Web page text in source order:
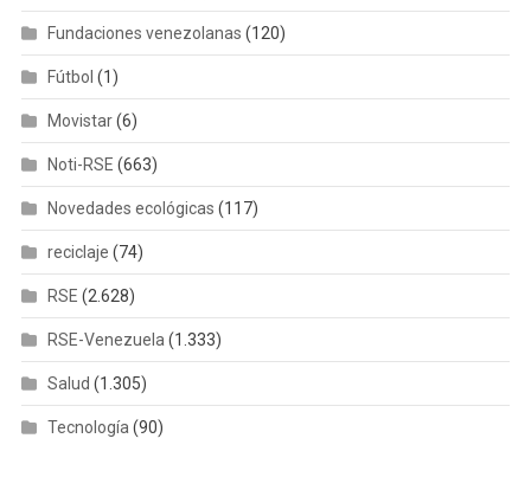
Fundaciones venezolanas (120)
Fútbol (1)
Movistar(6)
Noti-RSE (663)
Novedades ecológicas (117)
reciclaje (74)
RSE (2.628)
RSE-Venezuela (1.333)
Salud (1.305)
Tecnología (90)